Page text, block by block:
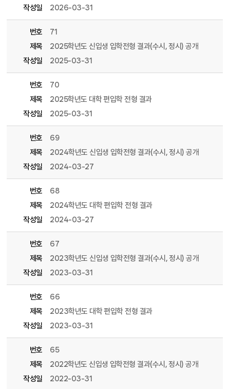
작성일
2026-03-31
번호
71
제목
2025학년도 신입생 입학전형 결과(수시, 정시) 공개
작성일
2025-03-31
번호
70
제목
2025학년도 대학 편입학 전형 결과
작성일
2025-03-31
번호
69
제목
2024학년도 신입생 입학전형 결과(수시, 정시) 공개
작성일
2024-03-27
번호
68
제목
2024학년도 대학 편입학 전형 결과
작성일
2024-03-27
번호
67
제목
2023학년도 신입생 입학전형 결과(수시, 정시) 공개
작성일
2023-03-31
번호
66
제목
2023학년도 대학 편입학 전형 결과
작성일
2023-03-31
번호
65
제목
2022학년도 신입생 입학전형 결과(수시, 정시) 공개
작성일
2022-03-31